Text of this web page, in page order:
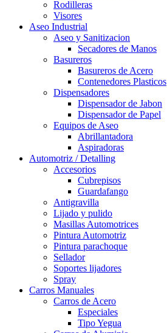
Rodilleras
Visores
Aseo Industrial
Aseo y Sanitizacion
Secadores de Manos
Basureros
Basureros de Acero
Contenedores Plasticos
Dispensadores
Dispensador de Jabon
Dispensador de Papel
Equipos de Aseo
Abrillantadora
Aspiradoras
Automotriz / Detalling
Accesorios
Cubrepisos
Guardafango
Antigravilla
Lijado y pulido
Masillas Automotrices
Pintura Automotriz
Pintura parachoque
Sellador
Soportes lijadores
Spray
Carros Manuales
Carros de Acero
Especiales
Tipo Yegua